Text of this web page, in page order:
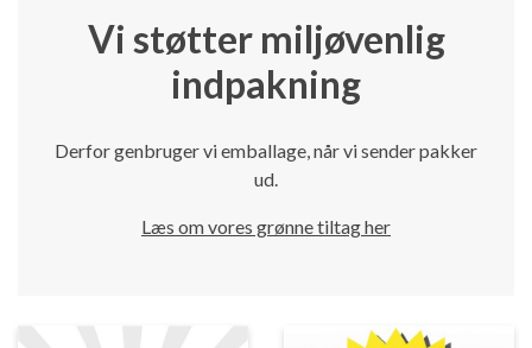
Vi støtter miljøvenlig
indpakning
Derfor genbruger vi emballage, når vi sender pakker
ud.
Læs om vores grønne tiltag her